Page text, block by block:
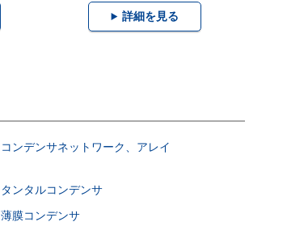
詳細を見る
コンデンサネットワーク、アレイ
タンタルコンデンサ
薄膜コンデンサ